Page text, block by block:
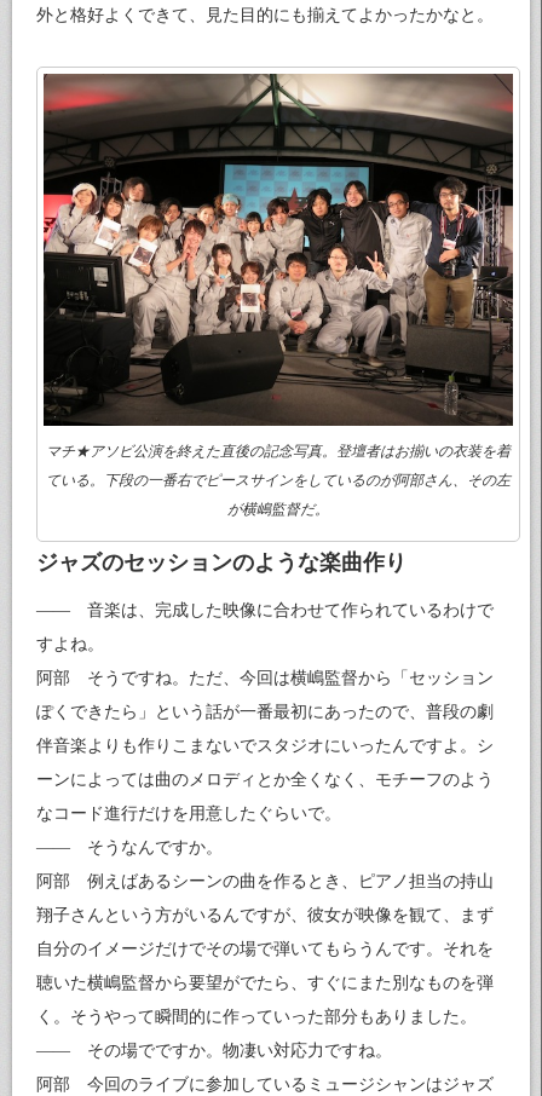
外と格好よくできて、見た目的にも揃えてよかったかなと。
マチ★アソビ公演を終えた直後の記念写真。登壇者はお揃いの衣装を着
ている。下段の一番右でピースサインをしているのが阿部さん、その左
が横嶋監督だ。
ジャズのセッションのような楽曲作り
—— 音楽は、完成した映像に合わせて作られているわけで
すよね。
阿部 そうですね。ただ、今回は横嶋監督から「セッション
ぽくできたら」という話が一番最初にあったので、普段の劇
伴音楽よりも作りこまないでスタジオにいったんですよ。シ
ーンによっては曲のメロディとか全くなく、モチーフのよう
なコード進行だけを用意したぐらいで。
—— そうなんですか。
阿部 例えばあるシーンの曲を作るとき、ピアノ担当の持山
翔子さんという方がいるんですが、彼女が映像を観て、まず
自分のイメージだけでその場で弾いてもらうんです。それを
聴いた横嶋監督から要望がでたら、すぐにまた別なものを弾
く。そうやって瞬間的に作っていった部分もありました。
—— その場でですか。物凄い対応力ですね。
阿部 今回のライブに参加しているミュージシャンはジャズ